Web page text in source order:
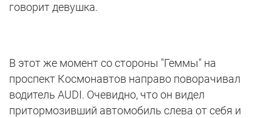
говорит девушка.
В этот же момент со стороны "Геммы" на
проспект Космонавтов направо поворачивал
водитель AUDI. Очевидно, что он видел
притормозивший автомобиль слева от себя и